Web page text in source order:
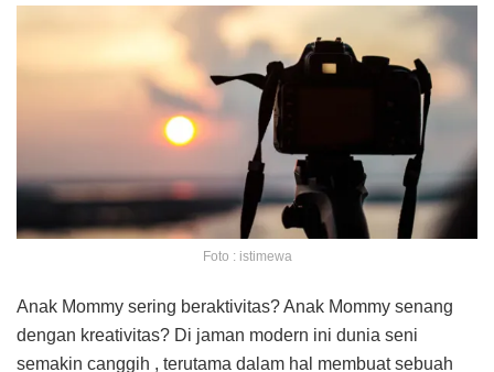
Foto : istimewa
Anak Mommy sering beraktivitas? Anak Mommy senang
dengan kreativitas? Di jaman modern ini dunia seni
semakin canggih , terutama dalam hal membuat sebuah